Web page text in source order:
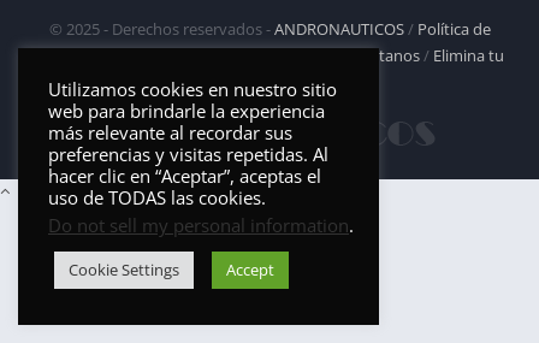
© 2025 - Derechos reservados -ANDRONAUTICOS/ Política de
privacidad/Política de Cookies/DMCA/Contáctanos/ Elimina tu
aplicación
Utilizamos cookies en nuestro sitio
web para brindarle la experiencia
más relevante al recordar sus
preferencias y visitas repetidas. Al
hacer clic en “Aceptar”, aceptas el
uso de TODAS las cookies.
Do not sell my personal information.
Cookie Settings Accept